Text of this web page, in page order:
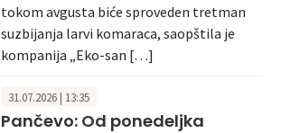
tokom avgusta biće sproveden tretman
suzbijanja larvi komaraca, saopštila je
kompanija „Eko-san […]
31.07.2026 | 13:35
Pančevo: Od ponedeljka